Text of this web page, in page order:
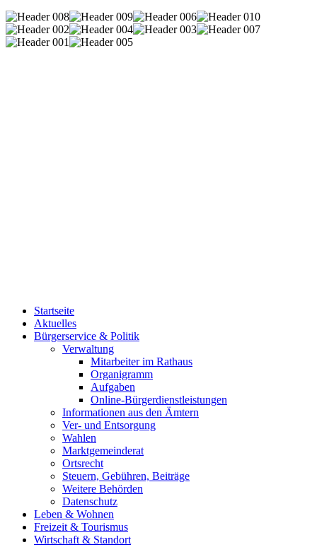
Startseite
Aktuelles
Bürgerservice & Politik
Verwaltung
Mitarbeiter im Rathaus
Organigramm
Aufgaben
Online-Bürgerdienstleistungen
Informationen aus den Ämtern
Ver- und Entsorgung
Wahlen
Marktgemeinderat
Ortsrecht
Steuern, Gebühren, Beiträge
Weitere Behörden
Datenschutz
Leben & Wohnen
Freizeit & Tourismus
Wirtschaft & Standort